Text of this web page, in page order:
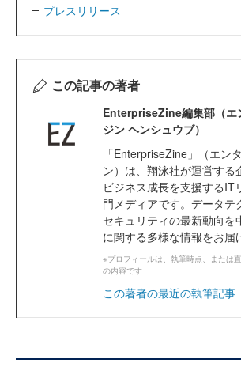
プレスリリース
この記事の著者
EnterpriseZine編集部（エ
ジン ヘンシュウブ）
「EnterpriseZine」（エン
ン）は、翔泳社が運営する
ビジネス成長を支援するIT
門メディアです。データテ
セキュリティの最新動向を
に関する多様な情報をお届
※プロフィールは、執筆時点、または
の内容です
この著者の最近の執筆記事